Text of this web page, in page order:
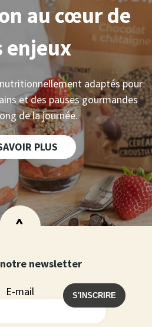
aucœurde
enjeux
adaptés pour
et des pauses gourmandes
de la journée.
PLUS
>
notre newsletter
E-mail